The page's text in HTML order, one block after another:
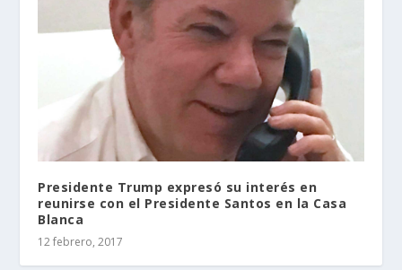
Presidente Trump expresó su interés en
reunirse con el Presidente Santos en la Casa
Blanca
12 febrero, 2017